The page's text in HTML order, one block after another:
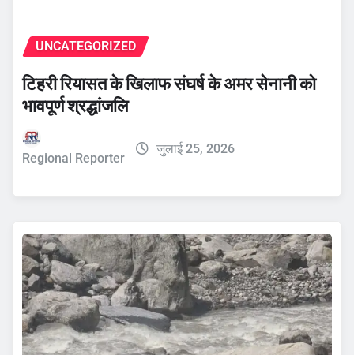
UNCATEGORIZED
टिहरी रियासत के खिलाफ संघर्ष के अमर सेनानी को
भावपूर्ण श्रद्धांजलि
Regional Reporter
जुलाई 25, 2026